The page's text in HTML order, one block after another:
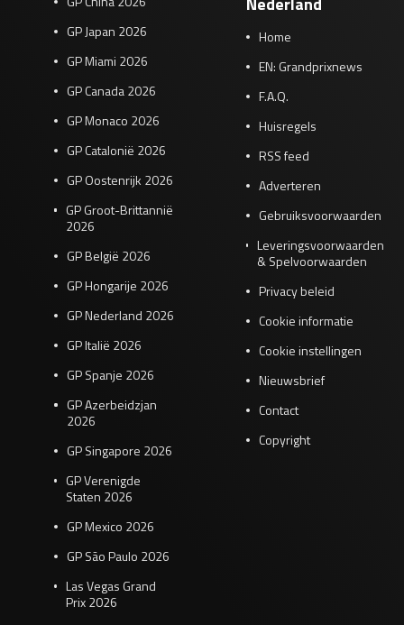
GP Japan 2026
GP Miami 2026
GP Canada 2026
GP Monaco 2026
GP Catalonië 2026
GP Oostenrijk 2026
GP Groot-Brittannië
2026
GP België 2026
GP Hongarije 2026
GP Nederland 2026
GP Italië 2026
GP Spanje 2026
GP Azerbeidzjan
2026
GP Singapore 2026
GP Verenigde
Staten 2026
GP Mexico 2026
GP São Paulo 2026
Las Vegas Grand
Prix 2026
Home
EN: Grandprixnews
F.A.Q.
Huisregels
RSS feed
Adverteren
Gebruiksvoorwaarden
Leveringsvoorwaarden
& Spelvoorwaarden
Privacy beleid
Cookie informatie
Cookie instellingen
Nieuwsbrief
Contact
Copyright